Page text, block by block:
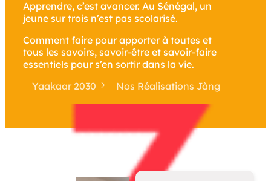
Apprendre, c’est avancer. Au Sénégal, un
jeune sur trois n’est pas scolarisé.
Comment faire pour apporter à toutes et
tous les savoirs, savoir-être et savoir-faire
essentiels pour s’en sortir dans la vie.
Yaakaar 2030
Nos Réalisations Jàng